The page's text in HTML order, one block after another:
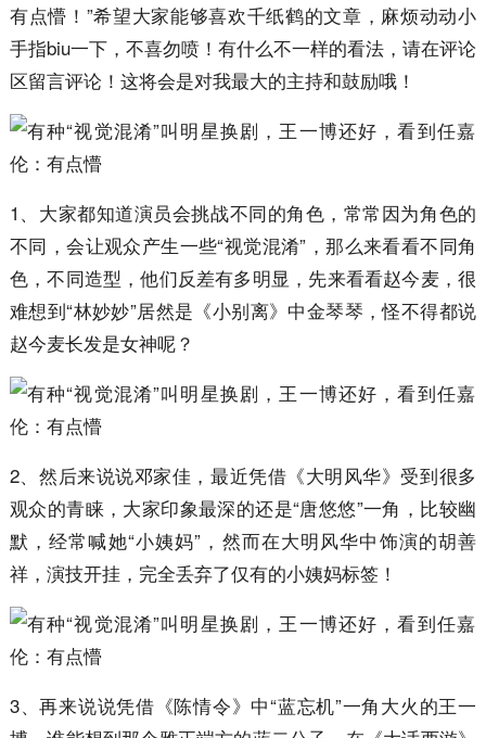
有点懵！”希望大家能够喜欢千纸鹤的文章，麻烦动动小
手指biu一下，不喜勿喷！有什么不一样的看法，请在评论
区留言评论！这将会是对我最大的主持和鼓励哦！
1、大家都知道演员会挑战不同的角色，常常因为角色的
不同，会让观众产生一些“视觉混淆”，那么来看看不同角
色，不同造型，他们反差有多明显，先来看看赵今麦，很
难想到“林妙妙”居然是《小别离》中金琴琴，怪不得都说
赵今麦长发是女神呢？
2、然后来说说邓家佳，最近凭借《大明风华》受到很多
观众的青睐，大家印象最深的还是“唐悠悠”一角，比较幽
默，经常喊她“小姨妈”，然而在大明风华中饰演的胡善
祥，演技开挂，完全丢弃了仅有的小姨妈标签！
3、再来说说凭借《陈情令》中“蓝忘机”一角大火的王一